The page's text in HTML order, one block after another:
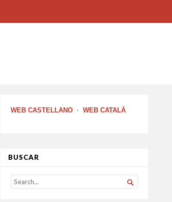
WEB CASTELLANO · WEB CATALÀ
BUSCAR
SEARCH
FOR...
